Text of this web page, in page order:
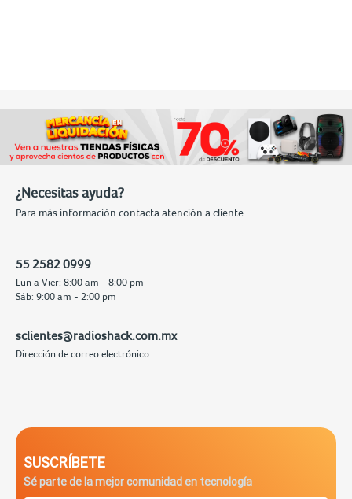
¿Necesitas ayuda?
Para más información contacta atención a cliente
55 2582 0999
Lun a Vier: 8:00 am - 8:00 pm
Sáb: 9:00 am - 2:00 pm
sclientes@radioshack.com.mx
Dirección de correo electrónico
SUSCRÍBETE
Sé parte de la mejor comunidad en tecnología